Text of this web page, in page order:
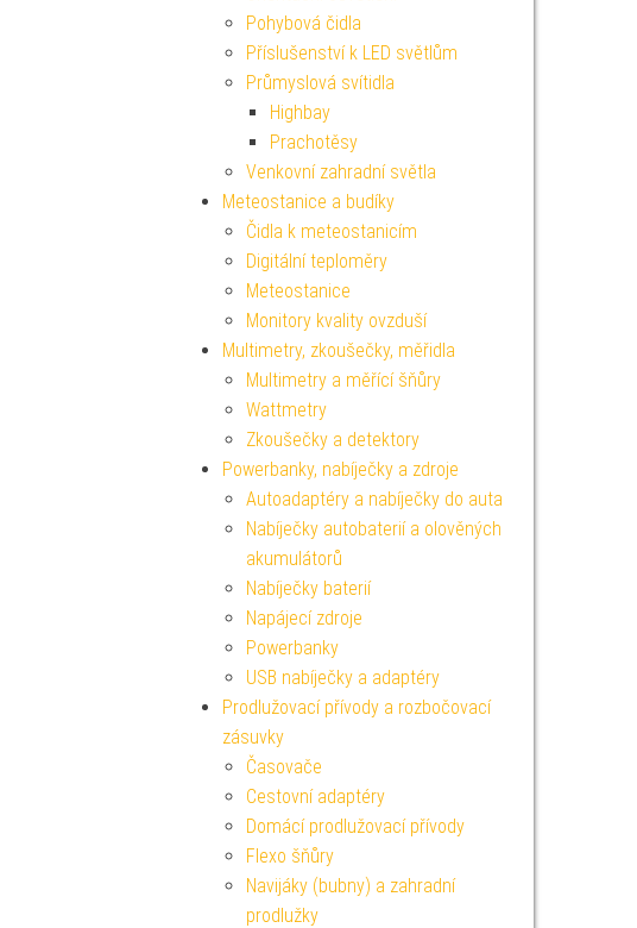
Pohybová čidla
Příslušenství k LED světlům
Průmyslová svítidla
Highbay
Prachotěsy
Venkovní zahradní světla
Meteostanice a budíky
Čidla k meteostanicím
Digitální teploměry
Meteostanice
Monitory kvality ovzduší
Multimetry, zkoušečky, měřidla
Multimetry a měřící šňůry
Wattmetry
Zkoušečky a detektory
Powerbanky, nabíječky a zdroje
Autoadaptéry a nabíječky do auta
Nabíječky autobaterií a olověných
akumulátorů
Nabíječky baterií
Napájecí zdroje
Powerbanky
USB nabíječky a adaptéry
Prodlužovací přívody a rozbočovací
zásuvky
Časovače
Cestovní adaptéry
Domácí prodlužovací přívody
Flexo šňůry
Navijáky (bubny) a zahradní
prodlužky